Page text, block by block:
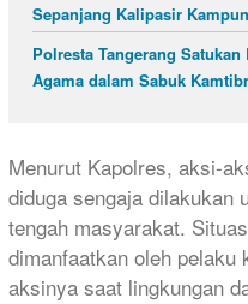
Sepanjang Kalipasir
Polresta Tangerang
Agama dalam Sabuk
Menurut Kapolres, aksi-
diduga sengaja dilakukan
tengah masyarakat.
dimanfaatkan oleh pelaku
aksinya saat lingkungan